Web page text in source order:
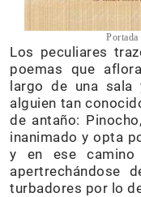
Los peculiares
poemas que
largo de una
alguien tan
de antaño:
inanimado y opta
y en ese
apertrechándose
turbadores por lo